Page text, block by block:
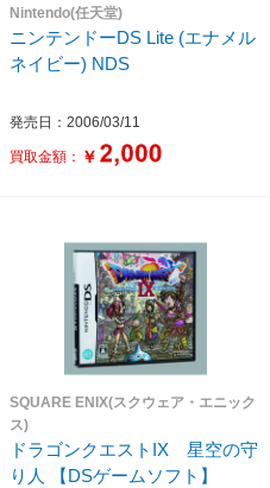
Nintendo(任天堂)
ニンテンドーDS Lite (エナメル
ネイビー) NDS
発売日：2006/03/11
買取金額： ￥
SQUARE ENIX(スクウェア・エニック
ス)
ドラゴンクエストIX 星空の守
り人 【DSゲームソフト】